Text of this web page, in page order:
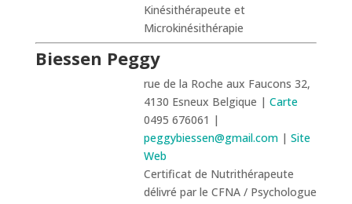
Kinésithérapeute et
Microkinésithérapie
Biessen Peggy
rue de la Roche aux Faucons 32,
4130 Esneux Belgique | Carte
0495 676061 |
peggybiessen@gmail.com| Site
Web
Certificat de Nutrithérapeute
délivré par le CFNA / Psychologue